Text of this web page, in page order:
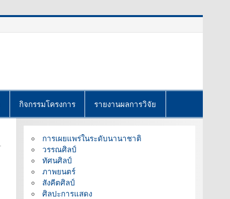
กิจกรรมโครงการ รายงานผลการวิจัย
การเผยแพร่ในระดับนานาชาติ
วรรณศิลป์
ทัศนศิลป์
ภาพยนตร์
สังคีตศิลป์
ศิลปะการแสดง